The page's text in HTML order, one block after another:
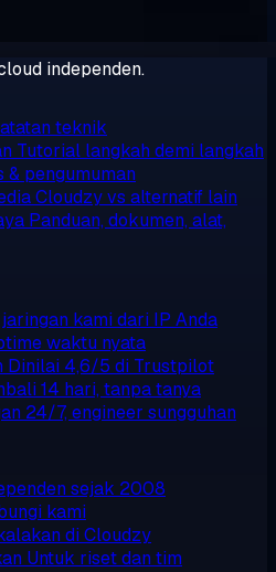
independen.
teknik
Tutorial langkah demi langkah
& pengumuman
Cloudzy vs alternatif lain
Panduan, dokumen, alat,
kami dari IP Anda
waktu nyata
Dinilai 4,6/5 di Trustpilot
14 hari, tanpa tanya
24/7, engineer sungguhan
sejak 2008
kami
di Cloudzy
Untuk riset dan tim